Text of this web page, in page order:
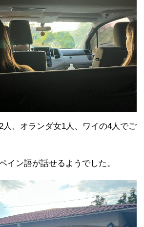
人、オランダ女1人、ワイの4人でご
イン語が話せるようでした。